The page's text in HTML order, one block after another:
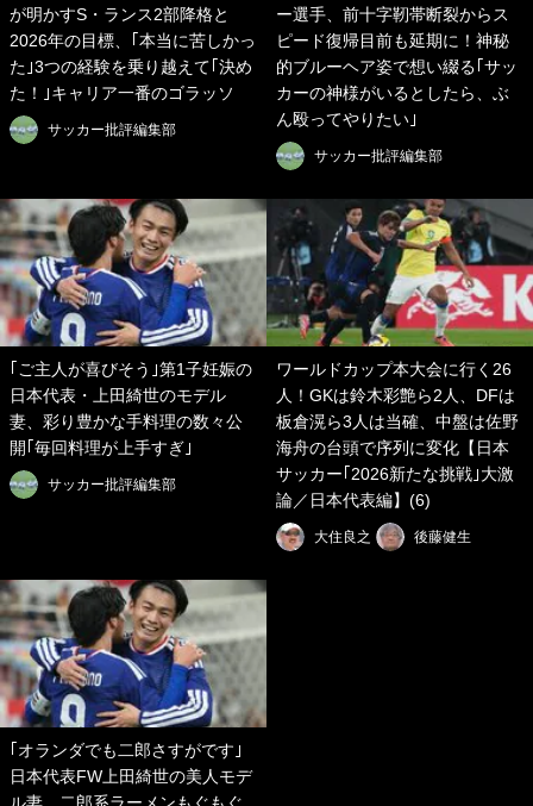
が明かすS・ランス2部降格と
2026年の目標、｢本当に苦しかっ
た｣3つの経験を乗り越えて｢決め
た！｣キャリア一番のゴラッソ
サッカー批評編集部
ー選手、前十字靭帯断裂からス
ピード復帰目前も延期に！神秘
的ブルーヘア姿で想い綴る｢サッ
カーの神様がいるとしたら、ぶ
ん殴ってやりたい｣
サッカー批評編集部
｢ご主人が喜びそう｣第1子妊娠の
日本代表・上田綺世のモデル
妻、彩り豊かな手料理の数々公
開｢毎回料理が上手すぎ｣
サッカー批評編集部
ワールドカップ本大会に行く26
人！GKは鈴木彩艶ら2人、DFは
板倉滉ら3人は当確、中盤は佐野
海舟の台頭で序列に変化【日本
サッカー｢2026新たな挑戦｣大激
論／日本代表編】(6)
大住良之 後藤健生
｢オランダでも二郎さすがです｣
日本代表FW上田綺世の美人モデ